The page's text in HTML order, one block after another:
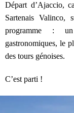
Départ d’Ajaccio,
Sartenais Valinco,
programme : un
gastronomiques, le
des tours génoises.
C’est parti !